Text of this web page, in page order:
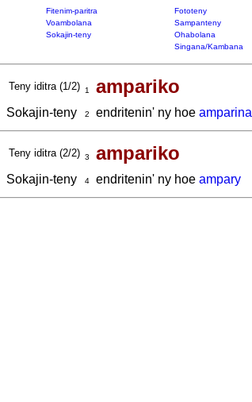
Fitenim-paritra Fototeny
Voambolana Sampanteny
Sokajin-teny Ohabolana
Singana/Kambana
Teny iditra (1/2) 1 ampariko
Sokajin-teny 2 endritenin' ny hoe amparina
Teny iditra (2/2) 3 ampariko
Sokajin-teny 4endritenin' ny hoe ampary